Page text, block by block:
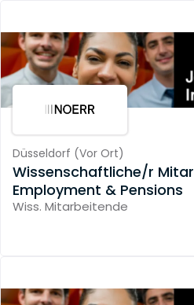
Düsseldorf (Vor Ort)
Wissenschaftliche/r
Employment & Pensions
Wiss. Mitarbeitende